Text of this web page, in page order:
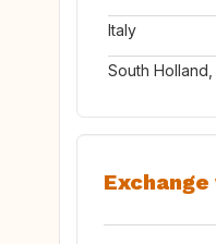
Italy
South